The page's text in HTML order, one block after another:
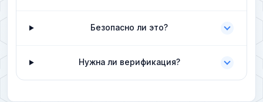
Безопасно ли это?
Нужна ли верификация?